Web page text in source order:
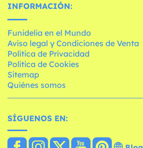
INFORMACIÓN:
Funidelia en el Mundo
Aviso legal y Condiciones de Venta
Política de Privacidad
Política de Cookies
Sitemap
Quiénes somos
SÍGUENOS EN: